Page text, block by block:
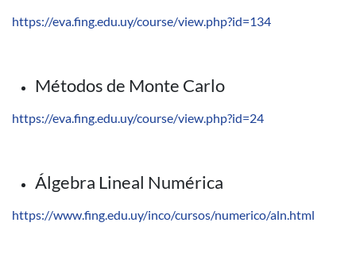
https://eva.fing.edu.uy/course/view.php?id=134
Métodos de Monte Carlo
https://eva.fing.edu.uy/course/view.php?id=24
Álgebra Lineal Numérica
https://www.fing.edu.uy/inco/cursos/numerico/aln.html